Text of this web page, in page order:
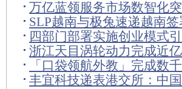
万亿蓝领服务市场数智化
产业效率底座
SLP越南与极兔速递越南
越南南部大规模的自动化
四部门部署实施创业模式
浙江天目涡轮动力完成近
力再添生力军
「口袋领航外教」完成数
AI 打破教育“不可能三角”
丰宜科技递表港交所：中